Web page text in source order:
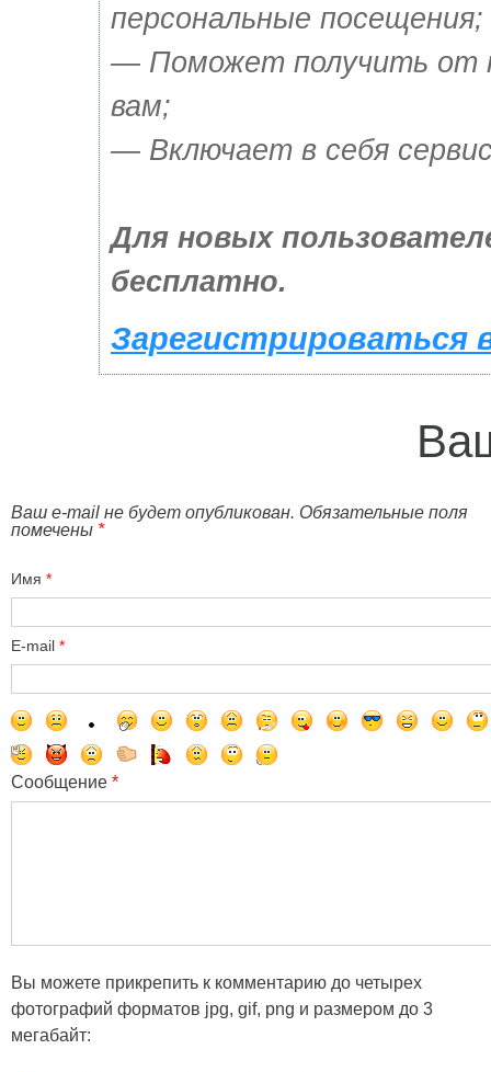
персональные посещения;
— Поможет получить от
вам;
— Включает в себя
Для новых
бесплатно.
Зарегистрироваться
Ваш e-mail не будет опубликован. Обязательные поля
помечены *
Имя *
E-mail *
Сообщение *
Вы можете прикрепить к комментарию до четырех
фотографий форматов jpg, gif, png и размером до 3
мегабайт: